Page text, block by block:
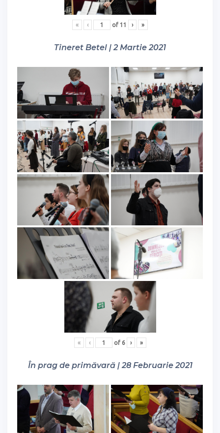
« ‹ of 11 › »
Tineret Betel | 2 Martie 2021
« ‹ of 6 › »
În prag de primăvară | 28 Februarie 2021